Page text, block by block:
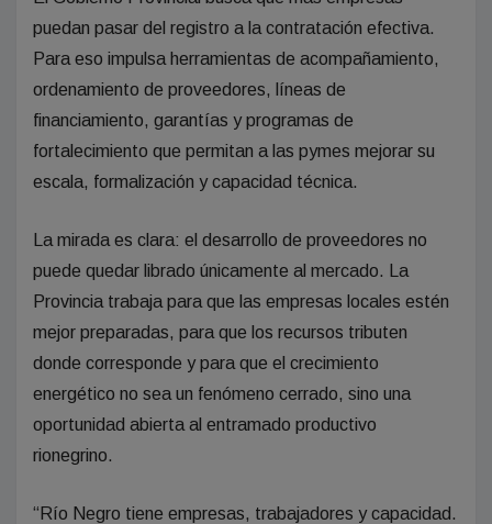
puedan pasar del registro a la contratación efectiva.
Para eso impulsa herramientas de acompañamiento,
ordenamiento de proveedores, líneas de
financiamiento, garantías y programas de
fortalecimiento que permitan a las pymes mejorar su
escala, formalización y capacidad técnica.
La mirada es clara: el desarrollo de proveedores no
puede quedar librado únicamente al mercado. La
Provincia trabaja para que las empresas locales estén
mejor preparadas, para que los recursos tributen
donde corresponde y para que el crecimiento
energético no sea un fenómeno cerrado, sino una
oportunidad abierta al entramado productivo
rionegrino.
“Río Negro tiene empresas, trabajadores y capacidad.